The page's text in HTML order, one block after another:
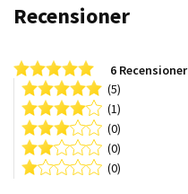
Recensioner
4.8 star rating
6 Recensioner
(5)
(1)
(0)
(0)
(0)